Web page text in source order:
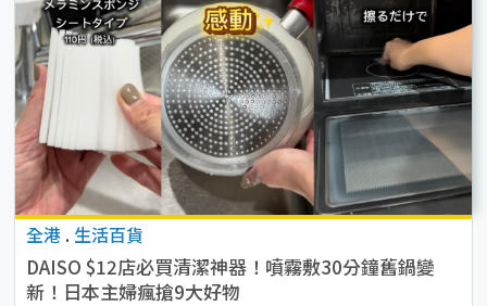
全港 . 生活百貨
DAISO $12店必買清潔神器！噴霧敷30分鐘舊鍋變
新！日本主婦瘋搶9大好物